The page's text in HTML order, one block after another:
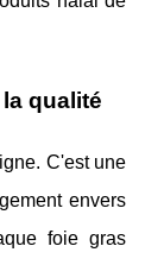
qualité
C'est une
envers
foie gras